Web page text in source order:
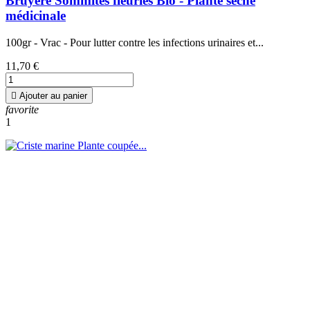
médicinale
100gr - Vrac - Pour lutter contre les infections urinaires et...
11,70 €
 Ajouter au panier
favorite
1